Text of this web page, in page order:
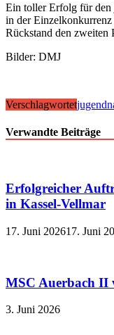
Ein toller Erfolg für den
in der
Rückstand den zweiten
Bilder: DMJ
Verschlagwortetjugend
Verwandte Beiträge
Erfolgreicher
in Kassel-Vellmar
17. Juni 202617. Juni
MSC Auerbach II
3. Juni 2026